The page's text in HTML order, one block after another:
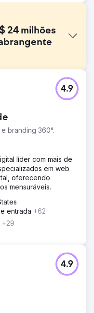
24 milhões
de produtos estava
gerando US$ 17
do cliente
aprimorar sua
o gerenciamento de
para impulsionar o
no mercado. O
a taxa de
do cliente mais
da estratégia de
otimização de
do site para melhor
expandida nas
de leads,
de vendas e
otimizamos a
mapeamento
de um loop de
as
branding 360°.
4.9
líder com mais de
em web
oferecendo
mensuráveis.
entrada +62
+29
4.9